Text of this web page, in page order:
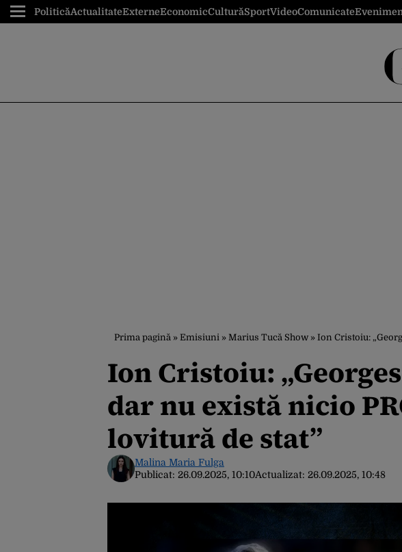
PoliticăActualitateExterneEconomicCulturăSportVideoComunicate
Prima pagină » Emisiuni » Marius Tucă Show » Ion Cristoiu:
Ion Cristoiu:
dar nu există nicio
lovitură de stat”
Malina Maria Fulga
Publicat: 26.09.2025, 10:10Actualizat: 26.09.2025, 10:48